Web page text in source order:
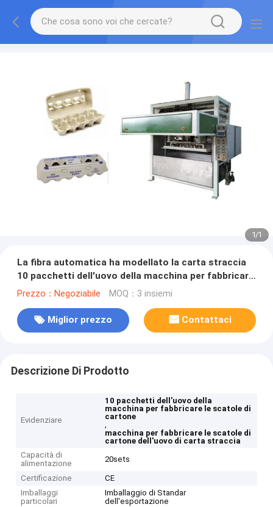
1/1
La fibra automatica ha modellato la carta straccia
10 pacchetti dell'uovo della macchina per fabbricare
le scatole di cartone
Prezzo：Negoziabile MOQ：3 insiemi
Miglior prezzo Contattaci
Descrizione Di Prodotto
Evidenziare
10 pacchetti dell'uovo della
macchina per fabbricare le scatole di
cartone
,
macchina per fabbricare le scatole di
cartone dell'uovo di carta straccia
Capacità di
alimentazione
20sets
Certificazione
CE
Imballaggi
particolari
Imballaggio di Standar
dell'esportazione